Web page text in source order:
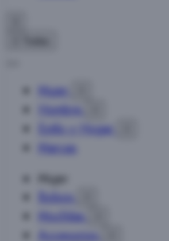
Mujer
Hombre
Estilo y Hogar
Marcas
Mujer
Bolsos
Mochilas
Accesorios